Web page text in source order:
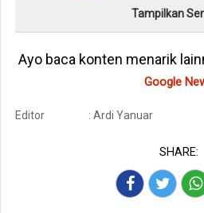
Tampilkan
Ayo baca konten menarik
Google
Editor : Ardi Yanuar
SHARE: